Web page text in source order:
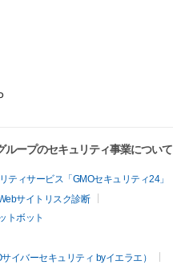
ループのセキュリティ事業について
ティサービス「GMOセキュリティ24」
サイトリスク診断
トボット
イバーセキュリティ byイエラエ）